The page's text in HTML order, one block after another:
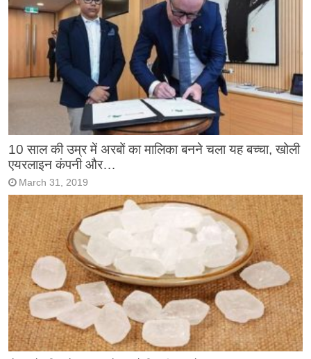
10 साल की उम्र में अरबों का मालिका बनने चला यह बच्चा, खोली
एयरलाइन कंपनी और…
March 31, 2019